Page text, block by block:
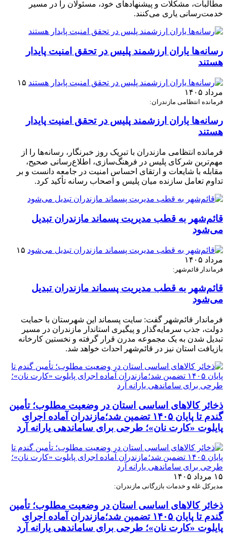
مطالبات، مشکلات و پیشنهادهای خود، مسئولان را در مسیر
خدمت‌رسانی یاری می‌کنند.
رسانه‌ها یاران ارزشمند پلیس در تحقق امنیت پایدار
هستند
۱۵
مرداد ۱۴۰۵
فرمانده انتظامی مازندران:
رسانه‌ها یاران ارزشمند پلیس در تحقق امنیت پایدار
هستند
فرمانده انتظامی مازندران با تبریک روز خبرنگار، رسانه‌ها را از
مهم‌ترین شرکای پلیس در فرهنگ‌سازی، اطلاع‌رسانی صحیح،
مقابله با شایعات و ارتقای احساس امنیت در جامعه دانست و بر
تداوم تعامل سازنده میان پلیس و اصحاب رسانه تأکید کرد.
قائم‌شهر به قطب مدیریت پسماند مازندران تبدیل
می‌شود
۱۵
مرداد ۱۴۰۵
فرماندار قائم‌شهر:
قائم‌شهر به قطب مدیریت پسماند مازندران تبدیل
می‌شود
فرماندار قائم‌شهر گفت: سایت پسماند این شهرستان با حمایت
دولت، جذب سرمایه‌گذار و پیگیری استاندار مازندران در مسیر
تبدیل شدن به یک مجموعه مدرن قرار گرفته و نخستین کارخانه
بازیافت استان نیز در قائم‌شهر احداث خواهد شد.
ذخائر کالاهای اساسی استان در وضعیت مطلوب؛ تأمین
گندم تا پایان ۱۴۰۵ تضمین شد؛مازندران آماده اجرای
پایلوت «کارت نان»؛ طرحی برای ساماندهی یارانه آرد
۱۵ مرداد ۱۴۰۵
مدیرکل غله و خدمات بازرگانی مازندران:
ذخائر کالاهای اساسی استان در وضعیت مطلوب؛ تأمین
گندم تا پایان ۱۴۰۵ تضمین شد؛مازندران آماده اجرای
پایلوت «کارت نان»؛ طرحی برای ساماندهی یارانه آرد